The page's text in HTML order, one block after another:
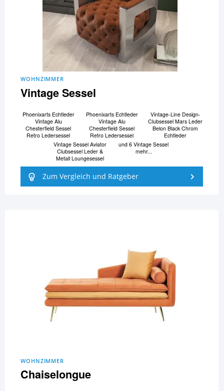
WOHNZIMMER
Vintage Sessel
Phoenixarts Echtleder
Vintage Alu
Chesterfield Sessel
Retro Ledersessel
Phoenixarts Echtleder
Vintage Alu
Chesterfield Sessel
Retro Ledersessel
Vintage-Line Design-
Clubsessel Mars Leder
Belon Black Chrom
Echtleder
Vintage Sessel Aviator
Clubsessel Leder &
Metall Loungesessel
und 6 Vintage Sessel
mehr...
Zum Vergleich und Ratgeber
WOHNZIMMER
Chaiselongue